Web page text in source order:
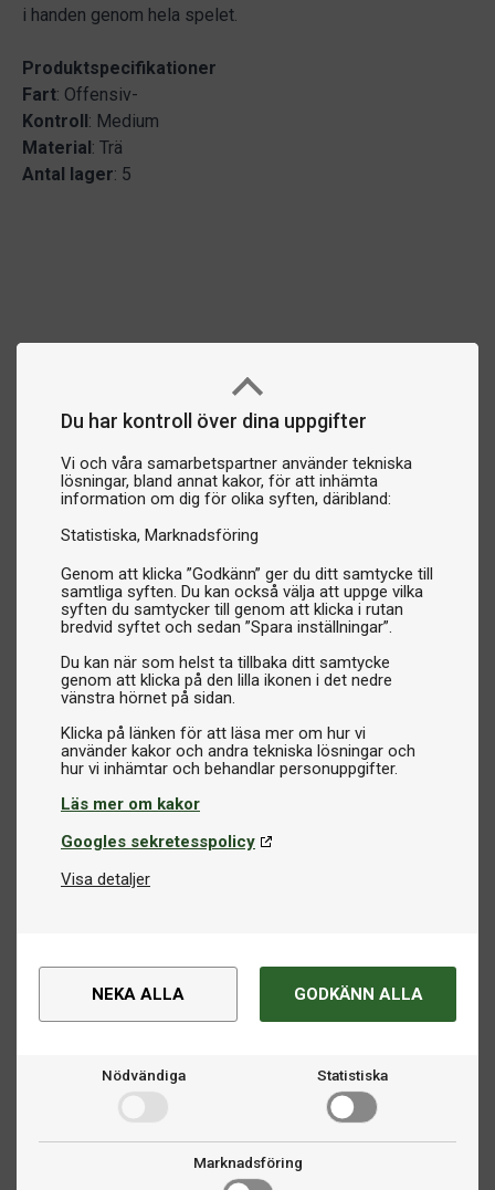
Du har kontroll över dina uppgifter
Vi och våra samarbetspartner använder tekniska
lösningar, bland annat kakor, för att inhämta
information om dig för olika syften, däribland:
Statistiska Marknadsföring
Genom att klicka ”Godkänn” ger du ditt samtycke till
samtliga syften. Du kan också välja att uppge vilka
syften du samtycker till genom att klicka i rutan
bredvid syftet och sedan ”Spara inställningar”.
Du kan när som helst ta tillbaka ditt samtycke
genom att klicka på den lilla ikonen i det nedre
vänstra hörnet på sidan.
Klicka på länken för att läsa mer om hur vi
använder kakor och andra tekniska lösningar och
Läs mer om kakor
Googles sekretesspolicy
Visa detaljer
NEKA ALLA GODKÄNN ALLA
Nödvändiga Statistiska
Marknadsföring
i handen genom hela spelet.
Produktspecifikationer
Fart: Offensiv-
Kontroll: Medium
Material: Trä
Antal lager: 5